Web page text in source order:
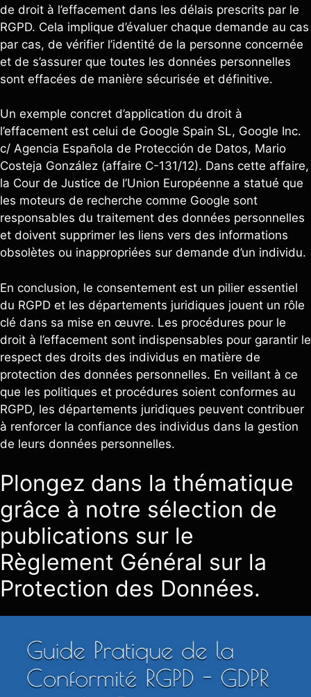
de droit à l’effacement dans les délais prescrits par le
RGPD. Cela implique d’évaluer chaque demande au cas
par cas, de vérifier l’identité de la personne concernée
et de s’assurer que toutes les données personnelles
sont effacées de manière sécurisée et définitive.
Un exemple concret d’application du droit à
l’effacement est celui de Google Spain SL, Google Inc.
c/ Agencia Española de Protección de Datos, Mario
Costeja González (affaire C-131/12). Dans cette affaire,
la Cour de Justice de l’Union Européenne a statué que
les moteurs de recherche comme Google sont
responsables du traitement des données personnelles
et doivent supprimer les liens vers des informations
obsolètes ou inappropriées sur demande d’un individu.
En conclusion, le consentement est un pilier essentiel
du RGPD et les départements juridiques jouent un rôle
clé dans sa mise en œuvre. Les procédures pour le
droit à l’effacement sont indispensables pour garantir le
respect des droits des individus en matière de
protection des données personnelles. En veillant à ce
que les politiques et procédures soient conformes au
RGPD, les départements juridiques peuvent contribuer
à renforcer la confiance des individus dans la gestion
de leurs données personnelles.
Plongez dans la thématique
grâce à notre sélection de
publications sur le
Règlement Général sur la
Protection des Données.